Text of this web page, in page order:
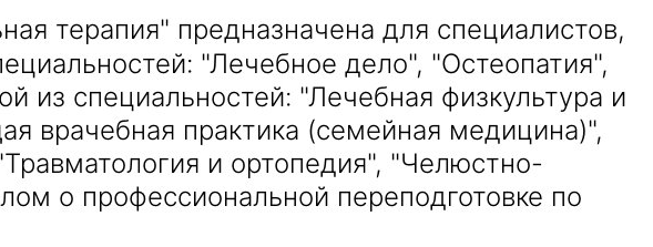
терапия" предназначена для специалистов,
"Лечебное дело", "Остеопатия",
из специальностей: "Лечебная физкультура и
врачебная практика (семейная медицина)",
и ортопедия", "Челюстно-
о профессиональной переподготовке по